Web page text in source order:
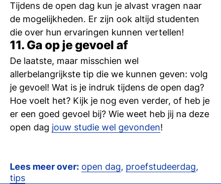
Tijdens de open dag kun je alvast vragen naar
de mogelijkheden. Er zijn ook altijd studenten
die over hun ervaringen kunnen vertellen!
11. Ga op je gevoel af
De laatste, maar misschien wel
allerbelangrijkste tip die we kunnen geven: volg
je gevoel! Wat is je indruk tijdens de open dag?
Hoe voelt het? Kijk je nog even verder, of heb je
er een goed gevoel bij? Wie weet heb jij na deze
open dag jouw studie wel gevonden!
Lees meer over: open dag, proefstudeerdag,
tips